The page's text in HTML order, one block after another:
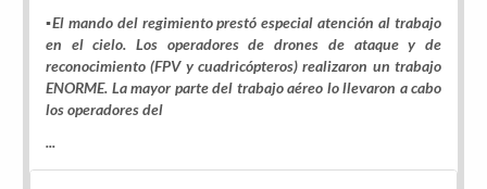
▪️El mando del regimiento prestó especial atención al trabajo
en el cielo. Los operadores de drones de ataque y de
reconocimiento (FPV y cuadricópteros) realizaron un trabajo
ENORME. La mayor parte del trabajo aéreo lo llevaron a cabo
los operadores del
...